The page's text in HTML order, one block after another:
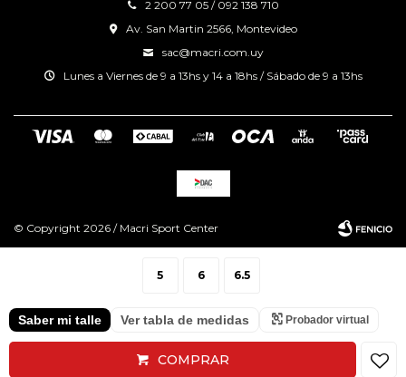
5 6 6.5
Saber mi talle Ver tabla de medidas Probador virtual
COMPRAR
2 200 77 05 / 092 138 710
Av. San Martin 2566, Montevideo
sac@macri.com.uy
Lunes a Viernes de 9 a 13hs y 14 a 18hs / Sábado de 9 a 13hs
© Copyright 2026 / Macri Sport Center
Fenicio